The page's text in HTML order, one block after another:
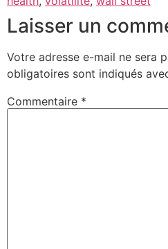
Laisser un
Votre adresse e-mail ne sera
obligatoires sont indiqués
Commentaire *